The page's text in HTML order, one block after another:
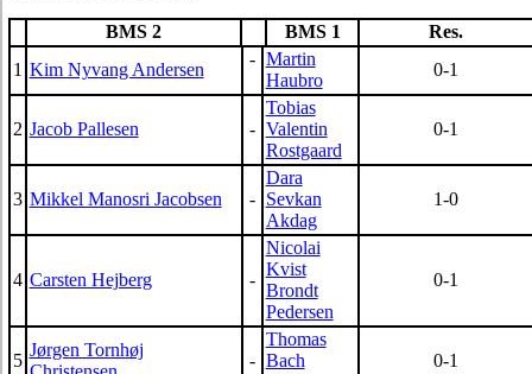
BMS 2 BMS 1
Res.
1 Kim Nyvang Andersen
- Martin
Haubro
0-1
2 Jacob Pallesen -
Tobias
Valentin
Rostgaard
0-1
3 Mikkel Manosri Jacobsen -
Dara
Sevkan
Akdag
1-0
4 Carsten Hejberg -
Nicolai
Kvist
Brondt
Pedersen
0-1
5
Jørgen Tornhøj
-
Thomas
Bach
0-1